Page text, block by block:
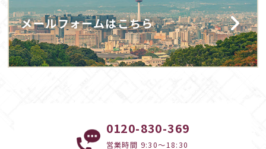
メールフォームはこちら
0120-830-369
営業時間 9:30～18:30